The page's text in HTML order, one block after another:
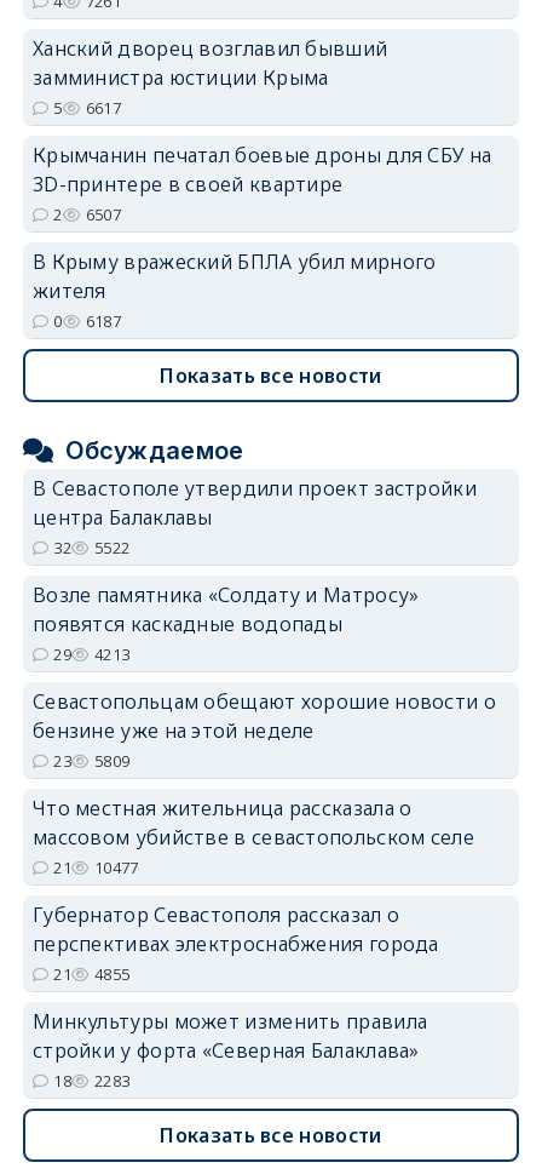
Ханский дворец возглавил бывший
замминистра юстиции Крыма
5 6617
Крымчанин печатал боевые дроны для СБУ на
3D-принтере в своей квартире
2 6507
В Крыму вражеский БПЛА убил мирного
жителя
0 6187
Показать все новости
Обсуждаемое
В Севастополе утвердили проект застройки
центра Балаклавы
32 5522
Возле памятника «Солдату и Матросу»
появятся каскадные водопады
29 4213
Севастопольцам обещают хорошие новости о
бензине уже на этой неделе
23 5809
Что местная жительница рассказала о
массовом убийстве в севастопольском селе
21 10477
Губернатор Севастополя рассказал о
перспективах электроснабжения города
21 4855
Минкультуры может изменить правила
стройки у форта «Северная Балаклава»
18 2283
Показать все новости